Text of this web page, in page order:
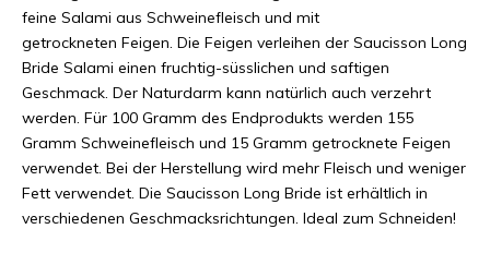
feine Salami aus Schweinefleisch und mit
getrockneten Feigen. Die Feigen verleihen der Saucisson Long
Bride Salami einen fruchtig-süsslichen und saftigen
Geschmack. Der Naturdarm kann natürlich auch verzehrt
werden. Für 100 Gramm des Endprodukts werden 155
Gramm Schweinefleisch und 15 Gramm getrocknete Feigen
verwendet. Bei der Herstellung wird mehr Fleisch und weniger
Fett verwendet. Die Saucisson Long Bride ist erhältlich in
verschiedenen Geschmacksrichtungen. Ideal zum Schneiden!